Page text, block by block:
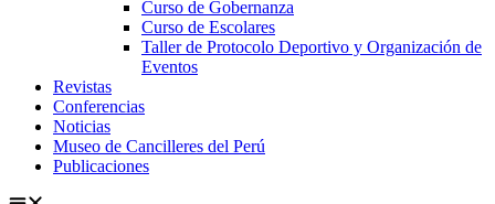
Curso de Gobernanza
Curso de Escolares
Taller de Protocolo Deportivo y Organización de
Eventos
Revistas
Conferencias
Noticias
Museo de Cancilleres del Perú
Publicaciones